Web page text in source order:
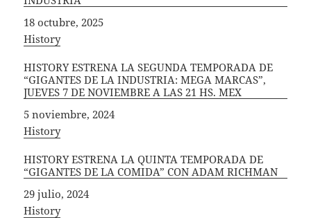
Fecha
18 octubre, 2025
In relation to
History
HISTORY ESTRENA LA SEGUNDA TEMPORADA DE
“GIGANTES DE LA INDUSTRIA: MEGA MARCAS”,
JUEVES 7 DE NOVIEMBRE A LAS 21 HS. MEX
Fecha
5 noviembre, 2024
In relation to
History
HISTORY ESTRENA LA QUINTA TEMPORADA DE
“GIGANTES DE LA COMIDA” CON ADAM RICHMAN
Fecha
29 julio, 2024
In relation to
History